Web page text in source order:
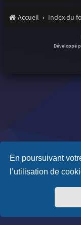
En poursuivant
l’utilisation de
Accueil Index du
Développé